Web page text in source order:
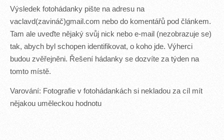
Výsledek fotohádanky pište na adresu na
vaclavd(zavináč)gmail.com nebo do komentářů pod článkem.
Tam ale uveďte nějaký svůj nick nebo e-mail (nezobrazuje se)
tak, abych byl schopen identifikovat, o koho jde. Výherci
budou zvěřejněni. Řešení hádanky se dozvíte za týden na
tomto místě.
Varování: Fotografie v fotohádankách si nekladou za cíl mít
nějakou uměleckou hodnotu